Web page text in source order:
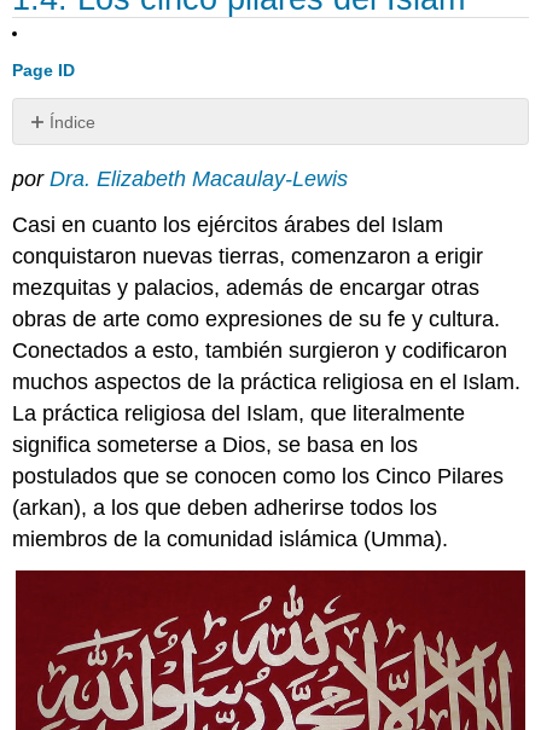
Page ID
Índice
La
de
fe
shahada)
2.
Oraciones
diarias
(salat)
Donación
de
limos
(zakat)
Ramadán
(saum)
5.
porDra. Elizabeth Macaulay-Lewis
Casi en cuanto los ejércitos árabes del Islam
conquistaron nuevas tierras, comenzaron a erigir
mezquitas y palacios, además de encargar otras
obras de arte como expresiones de su fe y cultura.
Conectados a esto, también surgieron y codificaron
muchos aspectos de la práctica religiosa en el Islam.
La práctica religiosa del Islam, que literalmente
significa someterse a Dios, se basa en los
postulados que se conocen como los Cinco Pilares
(arkan), a los que deben adherirse todos los
miembros de la comunidad islámica (Umma).